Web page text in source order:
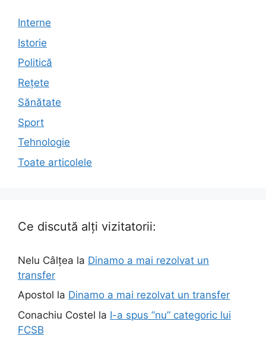
Interne
Istorie
Politică
Rețete
Sănătate
Sport
Tehnologie
Toate articolele
Ce discută alți vizitatorii:
Nelu Câlțea la Dinamo a mai rezolvat un
transfer
Apostol la Dinamo a mai rezolvat un transfer
Conachiu Costel la I-a spus ”nu” categoric lui
FCSB